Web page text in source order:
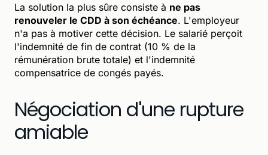
La solution la plus sûre consiste à ne pas
renouveler le CDD à son échéance. L'employeur
n'a pas à motiver cette décision. Le salarié perçoit
l'indemnité de fin de contrat (10 % de la
rémunération brute totale) et l'indemnité
compensatrice de congés payés.
Négociation d'une rupture
amiable